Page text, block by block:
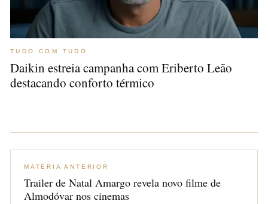
TUDO COM TUDO
Daikin estreia campanha com Eriberto Leão
destacando conforto térmico
MATÉRIA ANTERIOR
Trailer de Natal Amargo revela novo filme de
Almodóvar nos cinemas